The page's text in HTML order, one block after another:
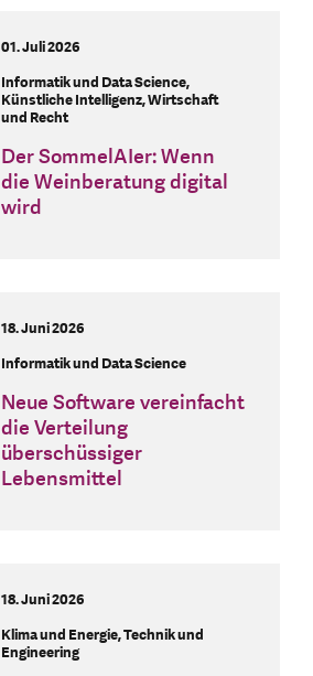
01. Juli 2026
Informatik und Data Science,
Künstliche Intelligenz, Wirtschaft
und Recht
Der SommelAIer: Wenn
die Weinberatung digital
wird
18. Juni 2026
Informatik und Data Science
Neue Software vereinfacht
die Verteilung
überschüssiger
Lebensmittel
18. Juni 2026
Klima und Energie, Technik und
Engineering